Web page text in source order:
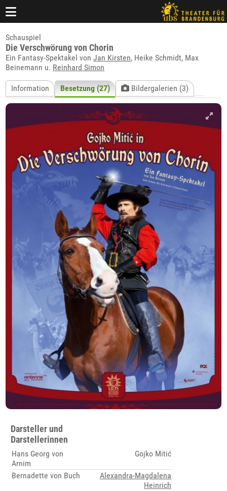
Schauspiel
Die Verschwörung von Chorin
Ein Fantasy-Spektakel vonJan Kirsten, Heike Schmidt, Max
Beinemann u. Reinhard Simon
Information Besetzung (27) Bildergalerien (3)
Darsteller und
Darstellerinnen
Hans Georg von
Arnim
Gojko Mitić
Bernadette von Buch
Alexandra-Magdalena
Heinrich